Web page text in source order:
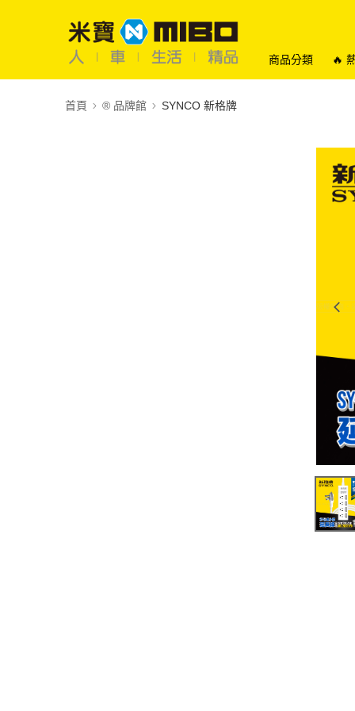
商品分類 🔥
首頁 ®️ 品牌館 SYNCO 新格牌